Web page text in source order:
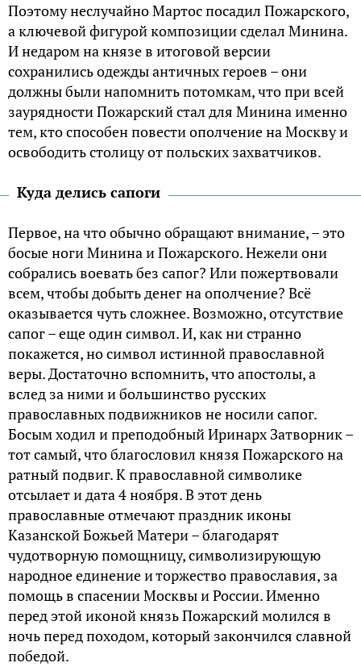
Поэтому неслучайно Мартос посадил Пожарского,
а ключевой фигурой композиции сделал Минина.
И недаром на князе в итоговой версии
сохранились одежды античных героев – они
должны были напомнить потомкам, что при всей
заурядности Пожарский стал для Минина именно
тем, кто способен повести ополчение на Москву и
освободить столицу от польских захватчиков.
Куда делись сапоги
Первое, на что обычно обращают внимание, – это
босые ноги Минина и Пожарского. Нежели они
собрались воевать без сапог? Или пожертвовали
всем, чтобы добыть денег на ополчение? Всё
оказывается чуть сложнее. Возможно, отсутствие
сапог – еще один символ. И, как ни странно
покажется, но символ истинной православной
веры. Достаточно вспомнить, что апостолы, а
вслед за ними и большинство русских
православных подвижников не носили сапог.
Босым ходил и преподобный Иринарх Затворник –
тот самый, что благословил князя Пожарского на
ратный подвиг. К православной символике
отсылает и дата 4 ноября. В этот день
православные отмечают праздник иконы
Казанской Божьей Матери – благодарят
чудотворную помощницу, символизирующую
народное единение и торжество православия, за
помощь в спасении Москвы и России. Именно
перед этой иконой князь Пожарский молился в
ночь перед походом, который закончился славной
победой.